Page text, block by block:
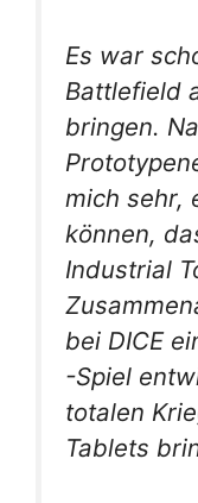
Es war
Battlefield
bringen.
mich sehr,
können,
Industrial
bei DICE
-Spiel
totalen
Tablets